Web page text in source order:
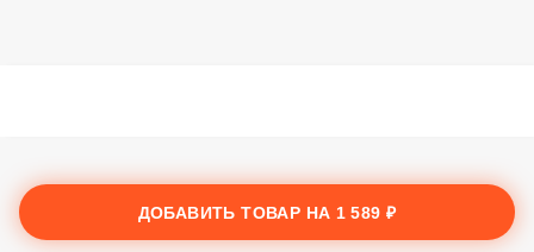
ДОБАВИТЬ ТОВАР НА 1 589 ₽